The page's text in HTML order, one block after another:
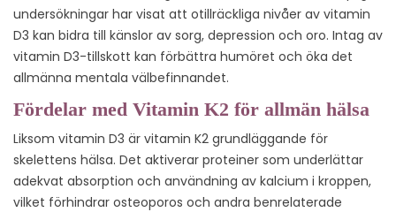
undersökningar har visat att otillräckliga nivåer av vitamin
D3 kan bidra till känslor av sorg, depression och oro. Intag av
vitamin D3-tillskott kan förbättra humöret och öka det
allmänna mentala välbefinnandet.
Fördelar med Vitamin K2 för allmän hälsa
Liksom vitamin D3 är vitamin K2 grundläggande för
skelettens hälsa. Det aktiverar proteiner som underlättar
adekvat absorption och användning av kalcium i kroppen,
vilket förhindrar osteoporos och andra benrelaterade